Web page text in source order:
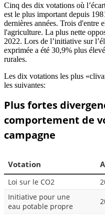
Cinq des dix votations où
est le plus important depuis
dernières années. Trois d'entre
l'agriculture. La plus nette
2022. Lors de l’initiative sur
exprimée a été 30,9% plus
rurales.
Les dix votations les plus
les suivantes: